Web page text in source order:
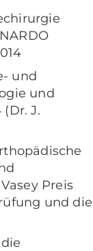
und
und
(Dr. J.
Preis
und die